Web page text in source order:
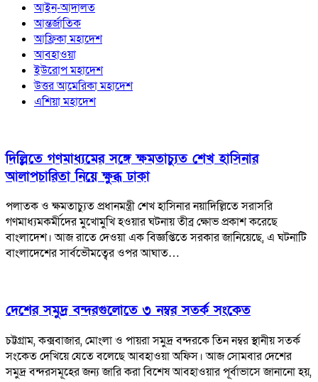
আইন-আদালত
আন্তর্জাতিক
আফ্রিকা মহাদেশ
আবহাওয়া
ইউরোপ মহাদেশ
উত্তর আমেরিকা মহাদেশ
এশিয়া মহাদেশ
দিল্লিতে গণমাধ্যমের সঙ্গে ক্ষমতাচ্যুত শেখ হাসিনার
আলাপচারিতা নিয়ে ক্ষুব্ধ ঢাকা
পলাতক ও ক্ষমতাচ্যুত প্রধানমন্ত্রী শেখ হাসিনার নয়াদিল্লিতে সরাসরি
গণমাধ্যমকর্মীদের মুখোমুখি হওয়ার ঘটনায় তীব্র ক্ষোভ প্রকাশ করেছে
বাংলাদেশ। আজ রাতে দেওয়া এক বিজ্ঞপ্তিতে সরকার জানিয়েছে, এ ঘটনাটি
বাংলাদেশের সার্বভৌমত্বের ওপর আঘাত…
দেশের সমুদ্র বন্দরগুলোতে ৩ নম্বর সতর্ক সংকেত
চট্টগ্রাম, কক্সবাজার, মোংলা ও পায়রা সমুদ্র বন্দরকে তিন নম্বর স্থানীয় সতর্ক
সংকেত দেখিয়ে যেতে বলেছে আবহাওয়া অফিস। আজ সোমবার দেশের
সমুদ্র বন্দরসমূহের জন্য জারি করা বিশেষ আবহাওয়ার পূর্বাভাসে জানানো হয়,